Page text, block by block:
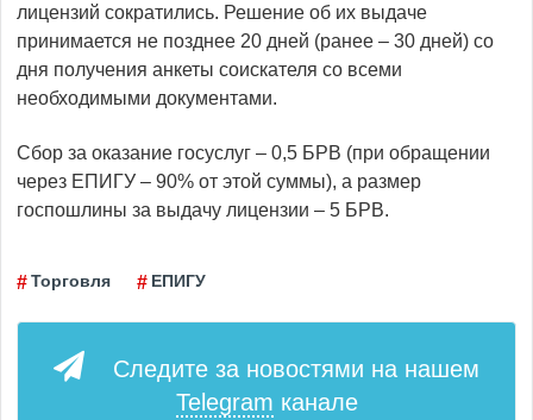
лицензий сократились. Решение об их выдаче
принимается не позднее 20 дней (ранее – 30 дней) со
дня получения анкеты соискателя со всеми
необходимыми документами.
Сбор за оказание госуслуг – 0,5 БРВ (при обращении
через ЕПИГУ – 90% от этой суммы), а размер
госпошлины за выдачу лицензии – 5 БРВ.
Торговля ЕПИГУ
Следите за новостями на нашем
Telegram канале